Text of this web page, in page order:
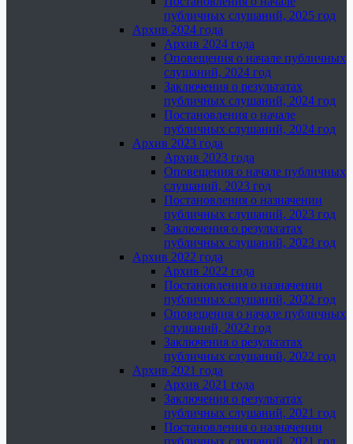
публичных слушаний, 2025 год
Архив 2024 года
Архив 2024 года
Оповещения о начале публичных
слушаний, 2024 год
Заключения о результатах
публичных слушаний, 2024 год
Постановления о начале
публичных слушаний, 2024 год
Архив 2023 года
Архив 2023 года
Оповещения о начале публичных
слушаний, 2023 год
Постановления о назначении
публичных слушаний, 2023 год
Заключения о результатах
публичных слушаний, 2023 год
Архив 2022 года
Архив 2022 года
Постановления о назначении
публичных слушаний, 2022 год
Оповещения о начале публичных
слушаний, 2022 год
Заключения о результатах
публичных слушаний, 2022 год
Архив 2021 года
Архив 2021 года
Заключения о результатах
публичных слушаний, 2021 год
Постановления о назначении
публичных слушаний, 2021 год